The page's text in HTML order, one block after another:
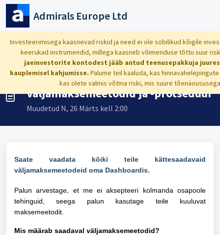
Mine põhisisu juurde
Admirals Europe Ltd
Investeerimisega kaasnevad riskid ja need ei ole sobilikud kõigile
keerukad instrumendid, millega kaasneb võimenduse tõttu suur
jaeinvestorite kontodest jääb antud teenusepakkuja
kauplemisel kahjumisse. Palume teil kaaluda, kas
kas olete valmis võtma riski, mis suure
Avaleht ... Väljamaksemeetodid ja -protseduur
Väljamaksemeetodid ja -protseduur
Muudetud N, 26 Märts kell 2:00
Saate vaadata kõiki teile kättesaadavaid
väljamaksemeetodeid oma Dashboardis.
Palun arvestage, et me ei aksepteeri kolmanda osapoole
tehinguid, seega palun kasutage teile kuuluvat
maksemeetodit.
Mis määrab saadaval väljamaksemeetodid?